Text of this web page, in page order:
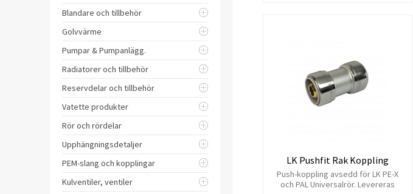
Blandare och tillbehör
Golvvärme
Pumpar & Pumpanlägg.
Radiatorer och tillbehör
Reservdelar och tillbehör
Vatette produkter
Rör och rördelar
Upphängningsdetaljer
PEM-slang och kopplingar
Kulventiler, ventiler
LK Pushfit Rak Koppling
Push-koppling avsedd för LK PE-X
och PAL Universalrör. Levereras